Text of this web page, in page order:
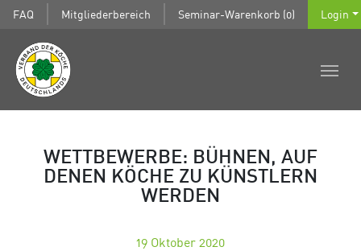
FAQ Mitgliederbereich Seminar-Warenkorb (0) Login
WETTBEWERBE: BÜHNEN, AUF
DENEN KÖCHE ZU KÜNSTLERN
WERDEN
19 Oktober 2020